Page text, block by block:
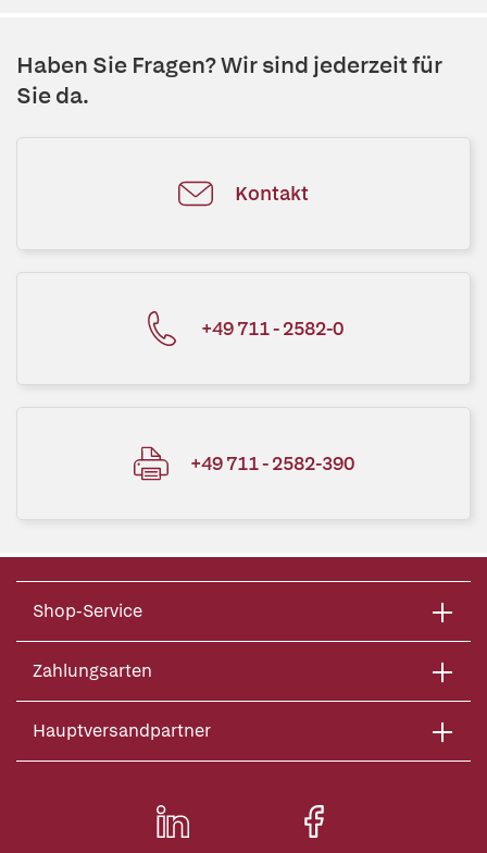
Haben Sie Fragen? Wir sind jederzeit für
Sie da.
Kontakt
+49 711 - 2582-0
+49 711 - 2582-390
Shop-Service
Zahlungsarten
Hauptversandpartner